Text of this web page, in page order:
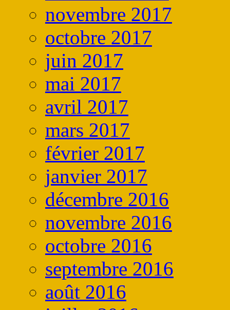
novembre 2017
octobre 2017
juin 2017
mai 2017
avril 2017
mars 2017
février 2017
janvier 2017
décembre 2016
novembre 2016
octobre 2016
septembre 2016
août 2016